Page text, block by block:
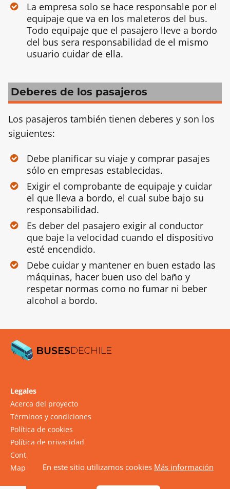
La empresa solo se hace responsable por el
equipaje que va en los maleteros del bus.
Todo equipaje que el pasajero lleve a bordo
del bus sera responsabilidad de el mismo
usuario cuidar de ella.
Deberes de los pasajeros
Los pasajeros también tienen deberes y son los
siguientes:
Debe planificar su viaje y comprar pasajes
sólo en empresas establecidas.
Exigir el comprobante de equipaje y cuidar
el que lleva a bordo, el cual sube bajo su
responsabilidad.
Es deber del pasajero exigir al conductor
que baje la velocidad cuando el dispositivo
esté encendido.
Debe cuidar y mantener en buen estado las
máquinas, hacer buen uso del baño y
respetar normas como no fumar ni beber
alcohol a bordo.
Legales
Acerca del proyecto
Términos y condiciones
Política de cookies
Política de privacidad
Contacto
Mapa del sitioEn este sitio utilizamos cookies Más información